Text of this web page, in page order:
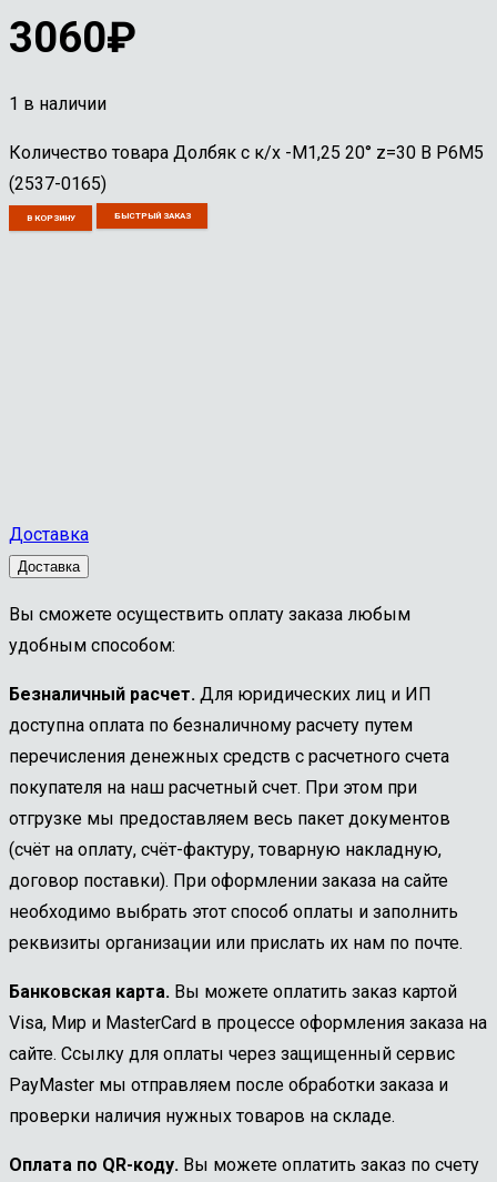
3060₽
1 в наличии
Количество товара Долбяк с к/х -М1,25 20° z=30 В Р6М5
(2537-0165)
В КОРЗИНУ БЫСТРЫЙ ЗАКАЗ
Доставка
Доставка
Вы сможете осуществить оплату заказа любым
удобным способом:
Безналичный расчет. Для юридических лиц и ИП
доступна оплата по безналичному расчету путем
перечисления денежных средств с расчетного счета
покупателя на наш расчетный счет. При этом при
отгрузке мы предоставляем весь пакет документов
(счёт на оплату, счёт-фактуру, товарную накладную,
договор поставки). При оформлении заказа на сайте
необходимо выбрать этот способ оплаты и заполнить
реквизиты организации или прислать их нам по почте.
Банковская карта. Вы можете оплатить заказ картой
Visa, Мир и MasterCard в процессе оформления заказа на
сайте. Ссылку для оплаты через защищенный сервис
PayMaster мы отправляем после обработки заказа и
проверки наличия нужных товаров на складе.
Оплата по QR-коду. Вы можете оплатить заказ по счету